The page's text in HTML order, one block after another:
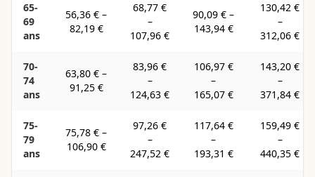
65-
69
ans
56,36 € –
82,19 €
68,77 €
–
107,96 €
90,09 € –
143,94 €
130,42 €
–
312,06 €
70-
74
ans
63,80 € –
91,25 €
83,96 €
–
124,63 €
106,97 €
–
165,07 €
143,20 €
–
371,84 €
75-
79
ans
75,78 € –
106,90 €
97,26 €
–
247,52 €
117,64 €
–
193,31 €
159,49 €
–
440,35 €